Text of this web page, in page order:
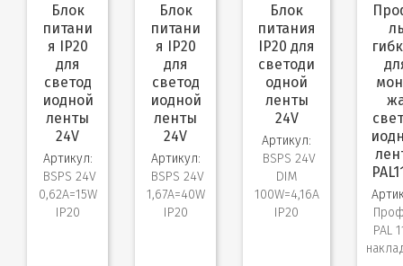
Блок
питани
я IP20
для
светод
иодной
ленты
24V
Артикул:
BSPS 24V
0,62A=15W
IP20
Блок
питани
я IP20
для
светод
иодной
ленты
24V
Артикул:
BSPS 24V
1,67A=40W
IP20
Блок
питания
IP20 для
светоди
одной
ленты
24V
Артикул:
BSPS 24V
DIM
100W=4,16A
IP20
Профи
PAL